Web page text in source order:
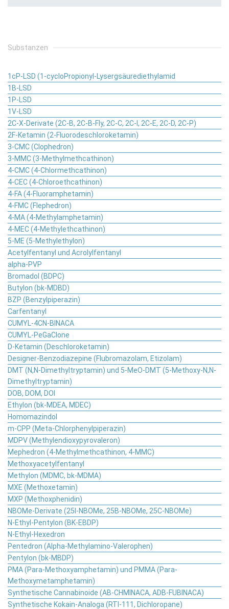
Substanzen
1cP-LSD (1-cycloPropionyl-Lysergsäurediethylamid
1B-LSD
1P-LSD
1V-LSD
2C-X-Derivate (2C-B, 2C-B-Fly, 2C-C, 2C-I, 2C-E, 2C-D, 2C-P)
2F-Ketamin (2-Fluorodeschloroketamin)
3-CMC (Clophedron)
3-MMC (3-Methylmethcathinon)
4-CMC (4-Chlormethcathinon)
4-CEC (4-Chloroethcathinon)
4-FA (4-Fluoramphetamin)
4-FMC (Flephedron)
4-MA (4-Methylamphetamin)
4-MEC (4-Methylethcathinon)
5-ME (5-Methylethylon)
Acetylfentanyl und Acrolylfentanyl
alpha-PVP
Bromadol (BDPC)
Butylon (bk-MDBD)
BZP (Benzylpiperazin)
Carfentanyl
CUMYL-4CN-BINACA
CUMYL-PeGaClone
D-Ketamin (Deschloroketamin)
Designer-Benzodiazepine (Flubromazolam, Etizolam)
DMT (N,N-Dimethyltryptamin) und 5-MeO-DMT (5-Methoxy-N,N-
Dimethyltryptamin)
DOB, DOM, DOI
Ethylon (bk-MDEA, MDEC)
Homomazindol
m-CPP (Meta-Chlorphenylpiperazin)
MDPV (Methylendioxypyrovaleron)
Mephedron (4-Methylmethcathinon, 4-MMC)
Methoxyacetylfentanyl
Methylon (MDMC, bk-MDMA)
MXE (Methoxetamin)
MXP (Methoxphenidin)
NBOMe-Derivate (25I-NBOMe, 25B-NBOMe, 25C-NBOMe)
N-Ethyl-Pentylon (BK-EBDP)
N-Ethyl-Hexedron
Pentedron (Alpha-Methylamino-Valerophen)
Pentylon (bk-MBDP)
PMA (Para-Methoxyamphetamin) und PMMA (Para-
Methoxymetamphetamin)
Synthetische Cannabinoide (AB-CHMINACA, ADB-FUBINACA)
Synthetische Kokain-Analoga (RTI-111, Dichloropane)